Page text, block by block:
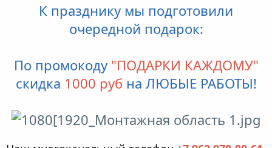
К празднику мы подготовили
очередной подарок:
По промокоду "ПОДАРКИ КАЖДОМУ"
скидка 1000 руб на ЛЮБЫЕ РАБОТЫ!